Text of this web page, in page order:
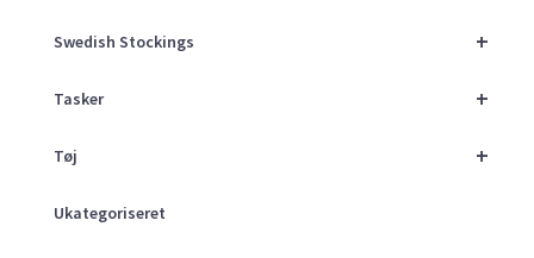
+
Swedish Stockings
+
Tasker
+
Tøj
Ukategoriseret